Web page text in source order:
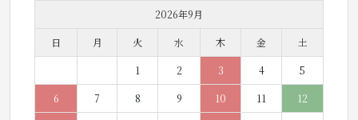
2026年9月
日 月 火 水 木 金 土
1 2 3 4 5
6 7 8 9 10 11 12